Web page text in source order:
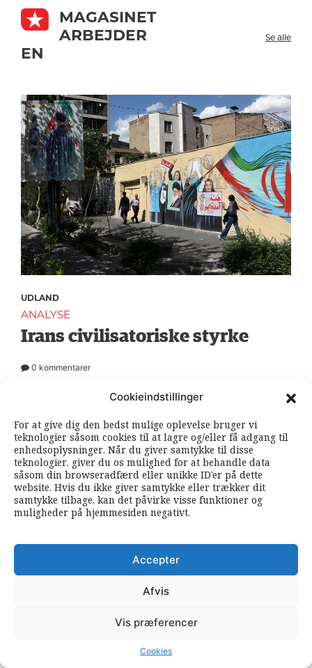
Cookieindstillinger
For at give dig den bedst mulige oplevelse bruger vi
teknologier såsom cookies til at lagre og/eller få adgang til
enhedsoplysninger. Når du giver samtykke til disse
teknologier, giver du os mulighed for at behandle data
såsom din browseradfærd eller unikke ID’er på dette
website. Hvis du ikke giver samtykke eller trækker dit
samtykke tilbage, kan det påvirke visse funktioner og
muligheder på hjemmesiden negativt.
Accepter
Afvis
Vis præferencer
Cookies
MAGASINET
ARBEJDER
EN
Se alle
UDLAND
ANALYSE
Irans civilisatoriske styrke
0 kommentarer